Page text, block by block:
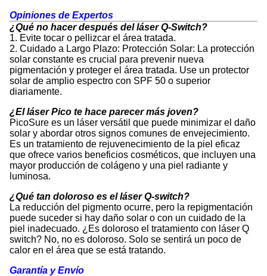
Opiniones de Expertos
¿Qué no hacer después del láser Q-Switch?
1. Evite tocar o pellizcar el área tratada.
2. Cuidado a Largo Plazo: Protección Solar: La protección
solar constante es crucial para prevenir nueva
pigmentación y proteger el área tratada. Use un protector
solar de amplio espectro con SPF 50 o superior
diariamente.
¿El láser Pico te hace parecer más joven?
PicoSure es un láser versátil que puede minimizar el daño
solar y abordar otros signos comunes de envejecimiento.
Es un tratamiento de rejuvenecimiento de la piel eficaz
que ofrece varios beneficios cosméticos, que incluyen una
mayor producción de colágeno y una piel radiante y
luminosa.
¿Qué tan doloroso es el láser Q-switch?
La reducción del pigmento ocurre, pero la repigmentación
puede suceder si hay daño solar o con un cuidado de la
piel inadecuado. ¿Es doloroso el tratamiento con láser Q
switch? No, no es doloroso. Solo se sentirá un poco de
calor en el área que se está tratando.
Garantía y Envío